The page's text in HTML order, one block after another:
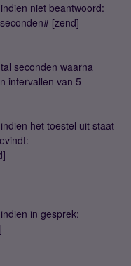
niet beantwoord:
[zend]
seconden waarna
intervallen van 5
het toestel uit staat
in gesprek: